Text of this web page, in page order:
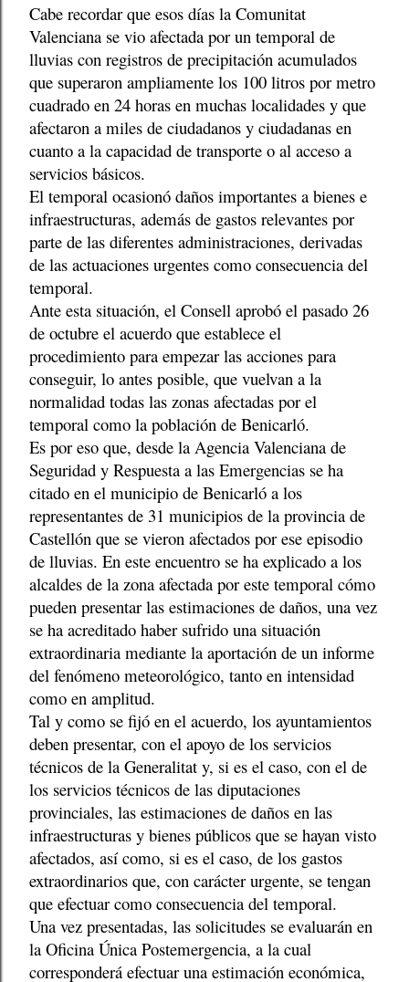
Cabe recordar que esos días la Comunitat
Valenciana se vio afectada por un temporal de
lluvias con registros de precipitación acumulados
que superaron ampliamente los 100 litros por metro
cuadrado en 24 horas en muchas localidades y que
afectaron a miles de ciudadanos y ciudadanas en
cuanto a la capacidad de transporte o al acceso a
servicios básicos.
El temporal ocasionó daños importantes a bienes e
infraestructuras, además de gastos relevantes por
parte de las diferentes administraciones, derivadas
de las actuaciones urgentes como consecuencia del
temporal.
Ante esta situación, el Consell aprobó el pasado 26
de octubre el acuerdo que establece el
procedimiento para empezar las acciones para
conseguir, lo antes posible, que vuelvan a la
normalidad todas las zonas afectadas por el
temporal como la población de Benicarló.
Es por eso que, desde la Agencia Valenciana de
Seguridad y Respuesta a las Emergencias se ha
citado en el municipio de Benicarló a los
representantes de 31 municipios de la provincia de
Castellón que se vieron afectados por ese episodio
de lluvias. En este encuentro se ha explicado a los
alcaldes de la zona afectada por este temporal cómo
pueden presentar las estimaciones de daños, una vez
se ha acreditado haber sufrido una situación
extraordinaria mediante la aportación de un informe
del fenómeno meteorológico, tanto en intensidad
como en amplitud.
Tal y como se fijó en el acuerdo, los ayuntamientos
deben presentar, con el apoyo de los servicios
técnicos de la Generalitat y, si es el caso, con el de
los servicios técnicos de las diputaciones
provinciales, las estimaciones de daños en las
infraestructuras y bienes públicos que se hayan visto
afectados, así como, si es el caso, de los gastos
extraordinarios que, con carácter urgente, se tengan
que efectuar como consecuencia del temporal.
Una vez presentadas, las solicitudes se evaluarán en
la Oficina Única Postemergencia, a la cual
corresponderá efectuar una estimación económica,